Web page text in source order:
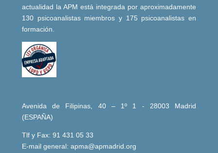
actualidad la APM está integrada por aproximadamente
130 psicoanalistas miembros y 175 psicoanalistas en
formación.
Avenida de Filipinas, 40 – 1º 1 - 28003 Madrid
(ESPAÑA)
Tlf y Fax: 91 431 05 33
E-mail general: apma@apmadrid.org